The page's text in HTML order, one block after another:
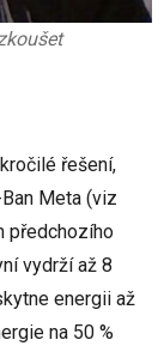
řešení,
Meta (viz
předchozího
vydrží až 8
energii až
na 50 %